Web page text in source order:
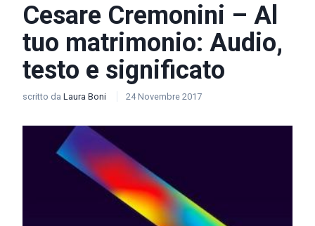
Cesare Cremonini – Al
tuo matrimonio: Audio,
testo e significato
scritto da Laura Boni 24 Novembre 2017